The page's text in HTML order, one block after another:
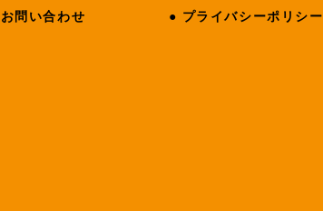
お問い合わせ ● プライバシーポリシー